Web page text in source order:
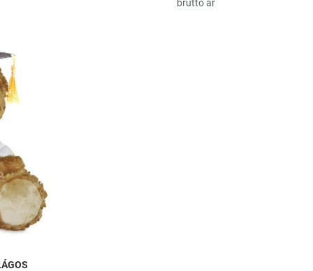
bruttó ár